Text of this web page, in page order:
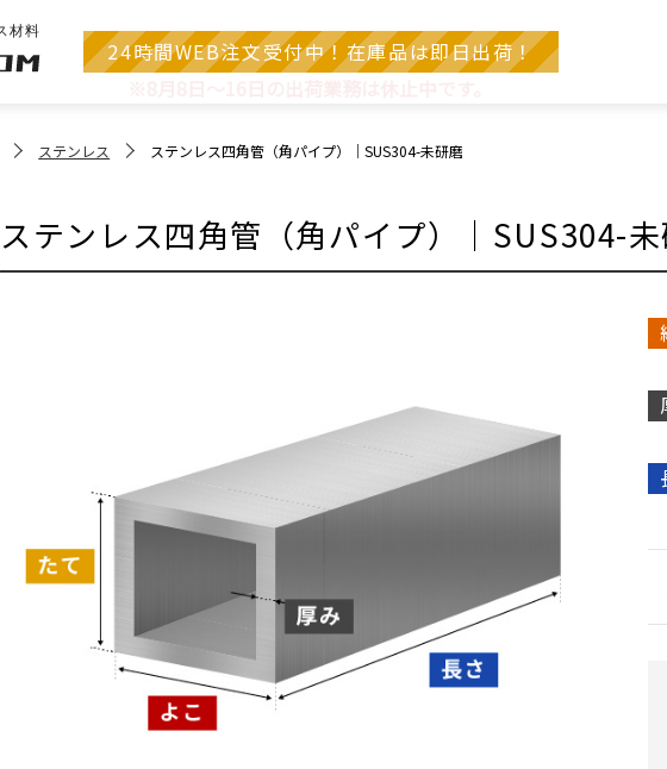
24時間WEB注文受付中！在庫品は即日出荷！
ステンレス ステンレス四角管（角パイプ）｜SUS304-未研磨
ステンレス四角管（角パイプ）｜SUS304-